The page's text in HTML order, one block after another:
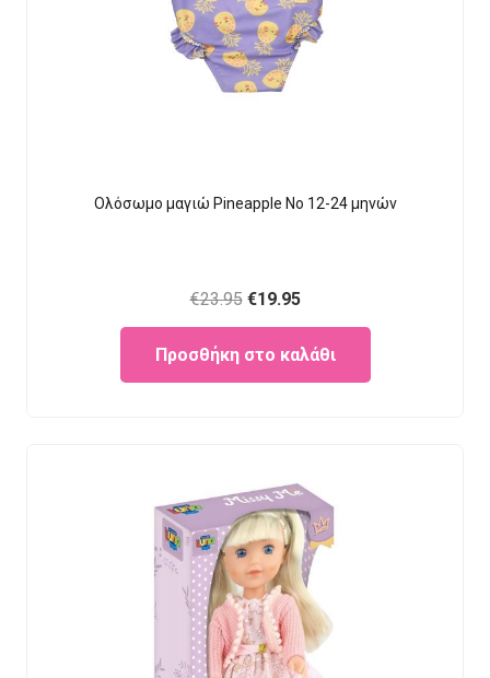
Ολόσωμο μαγιώ Pineapple Νο 12-24 μηνών
€23.95 Original
price
was:
€23.95.
€19.95Current
price
is:
€19.95.
Προσθήκη στο καλάθι